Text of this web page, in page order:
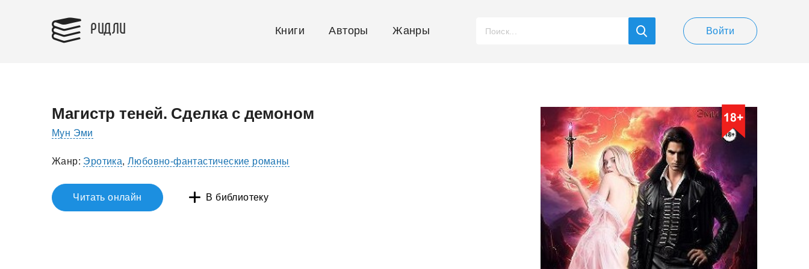
РИДЛИ Книги Авторы Жанры Войти
Магистр теней. Сделка с демоном
Мун Эми
Жанр: Эротика,Любовно-фантастические романы
Читать онлайн В библиотеку